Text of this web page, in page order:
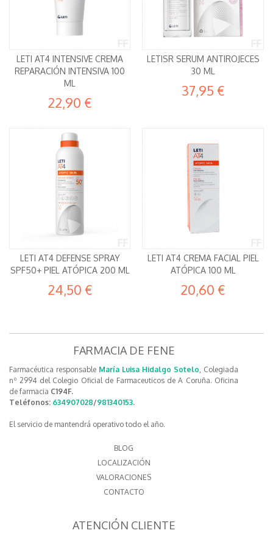
LETI AT4 INTENSIVE CREMA
REPARACIÓN INTENSIVA 100
ML
22,90 €
LETISR SERUM ANTIROJECES
30 ML
37,95 €
LETI AT4 DEFENSE SPRAY
SPF50+ PIEL ATÓPICA 200 ML
24,50 €
LETI AT4 CREMA FACIAL PIEL
ATÓPICA 100 ML
20,60 €
FARMACIA DE FENE
Farmacéutica responsable María Luisa Hidalgo Sotelo, Colegiada
nº 2994 del Colegio Oficial de Farmaceuticos de A Coruña. Oficina
de farmacia C194F.
Teléfonos: 634907028/981340153.
El servicio de mantendrá operativo todo el año.
BLOG
LOCALIZACIÓN
VALORACIONES
CONTACTO
ATENCIÓN CLIENTE